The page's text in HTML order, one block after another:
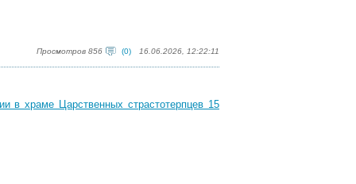
Просмотров 856 (0) 16.06.2026, 12:22:11
в храме Царственных страстотерпцев 15